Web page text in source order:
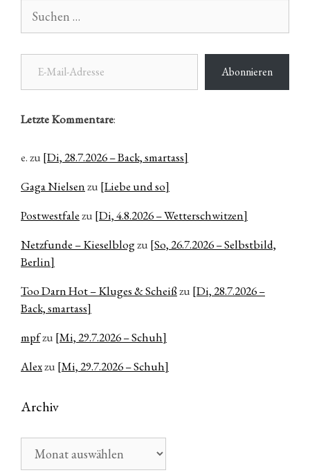
nach:
E-Mail-Adresse
Abonnieren
Letzte Kommentare:
e.zu [Di, 28.7.2026 – Back, smartass]
Gaga Nielsenzu [Liebe und so]
Postwestfalezu [Di, 4.8.2026 – Wetterschwitzen]
Netzfunde – Kieselblogzu [So, 26.7.2026 – Selbstbild,
Berlin]
Too Darn Hot – Kluges & Scheißzu [Di, 28.7.2026 –
Back, smartass]
mpfzu [Mi, 29.7.2026 – Schuh]
Alexzu [Mi, 29.7.2026 – Schuh]
Archiv